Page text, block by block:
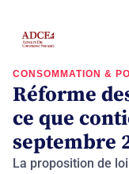
CONSOMMATION &
Réforme
ce que
septembre
La proposition de